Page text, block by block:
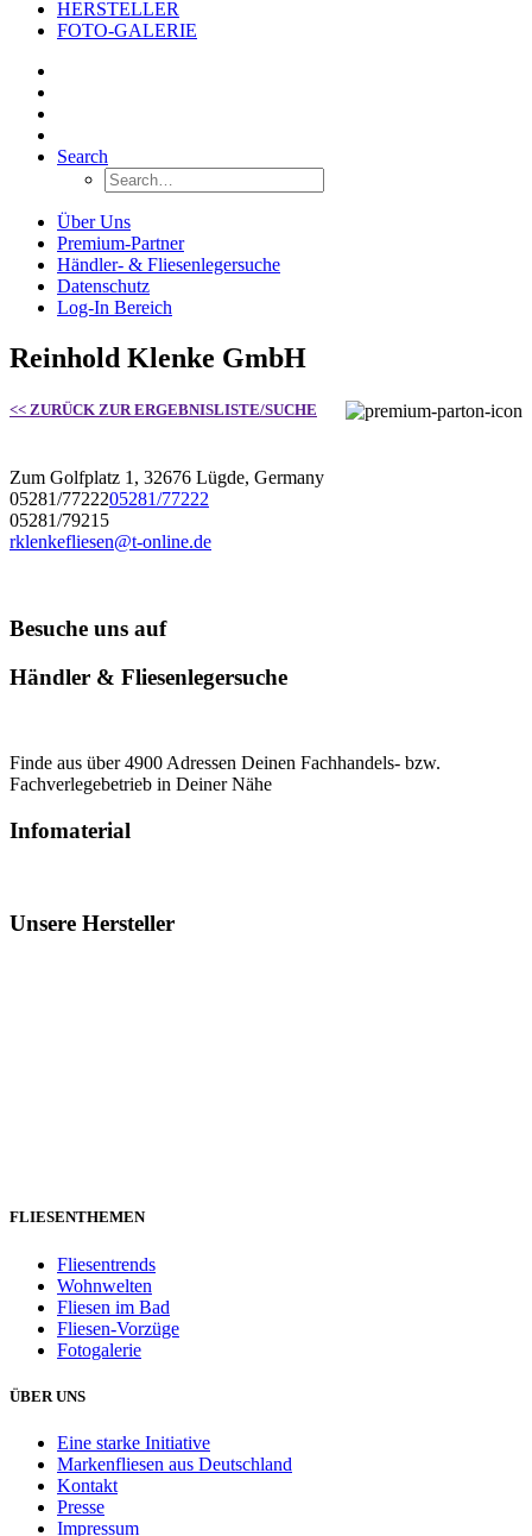
HERSTELLER
FOTO-GALERIE
Search
Über Uns
Premium-Partner
Händler- & Fliesenlegersuche
Datenschutz
Log-In Bereich
Reinhold Klenke GmbH
<< ZURÜCK ZUR ERGEBNISLISTE/SUCHE
Zum Golfplatz 1, 32676 Lügde, Germany
05281/7722205281/77222
05281/79215
rklenkefliesen@t-online.de
Besuche uns auf
Händler & Fliesenlegersuche
Finde aus über 4900 Adressen Deinen Fachhandels- bzw.
Fachverlegebetrieb in Deiner Nähe
Infomaterial
Unsere Hersteller
FLIESENTHEMEN
Fliesentrends
Wohnwelten
Fliesen im Bad
Fliesen-Vorzüge
Fotogalerie
ÜBER UNS
Eine starke Initiative
Markenfliesen aus Deutschland
Kontakt
Presse
Impressum